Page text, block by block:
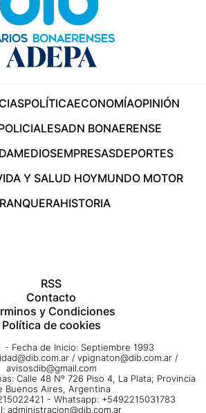
POLÍTICAECONOMÍAOPINIÓN
ADN BONAERENSE
MEDIOSEMPRESASDEPORTES
Y SALUD HOYMUNDO MOTOR
HISTORIA
RSS
Contacto
y Condiciones
Política de cookies
- Fecha de Inicio: Septiembre 1993
/ vpignaton@dib.com.ar /
avisosdib@gmail.com
Calle 48 Nº 726 Piso 4, La Plata; Provincia
Buenos Aires, Argentina
- Whatsapp: +5492215031783
administracion@dib.com.ar